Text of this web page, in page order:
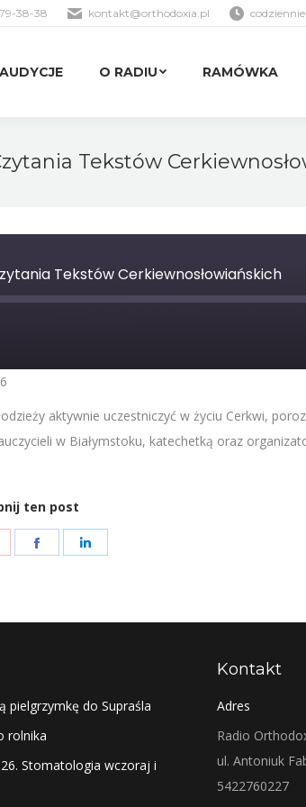
38-38 kontakt@orthodoxia.pl
O RADIU RAMÓWKA
Tekstów
Tekstów Cerkiewnosłowiańskich
aktywnie uczestniczyć w życiu Cerkwi,
w Białymstoku, katechetką oraz
ten post
Share
Share
pielgrzymkę do Supraśla
rolnika
Stomatologia wczoraj i
Kontakt
Adres
Radio
ul. Antoniuk
5422760227